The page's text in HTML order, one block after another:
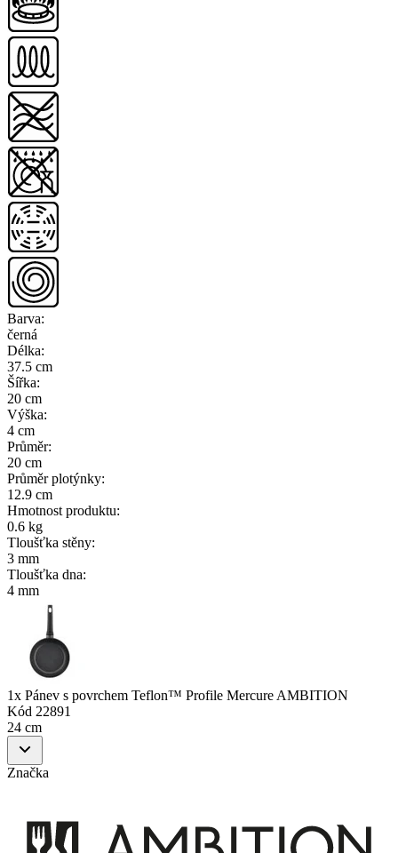
Barva:
černá
Délka:
37.5 cm
Šířka:
20 cm
Výška:
4 cm
Průměr:
20 cm
Průměr plotýnky:
12.9 cm
Hmotnost produktu:
0.6 kg
Tloušťka stěny:
3 mm
Tloušťka dna:
4 mm
1x Pánev s povrchem Teflon™ Profile Mercure AMBITION
Kód 22891
24 cm
Značka